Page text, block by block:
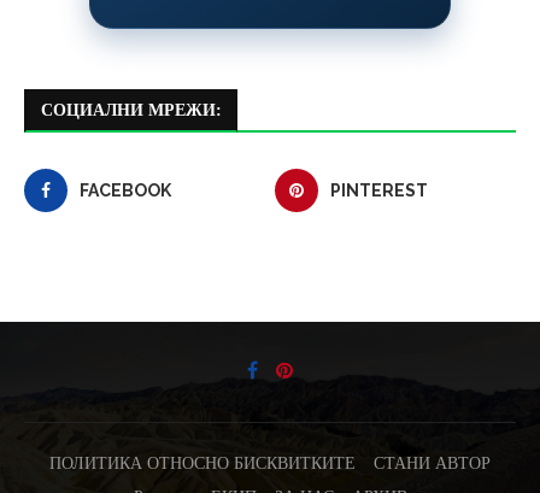
СОЦИАЛНИ МРЕЖИ:
FACEBOOK PINTEREST
ПОЛИТИКА ОТНОСНО БИСКВИТКИТЕ
СТАНИ АВТОР